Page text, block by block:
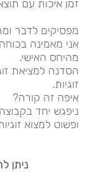
​זמן איכות עם
מפסיקים לדבר
אני מאמינה
מהיחס האישי.
הסדנה למציאת
זוגיות.
איפה זה קורה?
ניפגש יחד
ופשוט למצוא
ניתן